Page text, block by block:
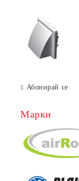
Абонирай се
Марки